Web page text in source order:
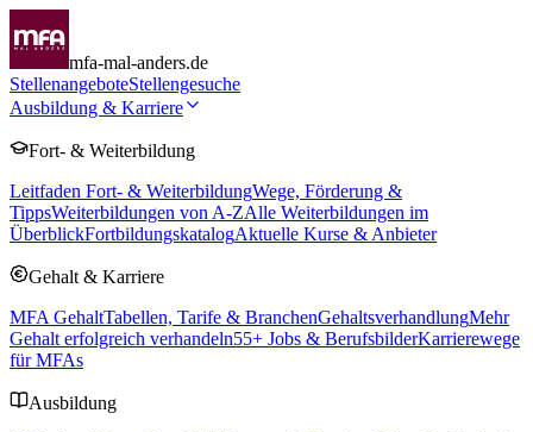
mfa-mal-anders.de
StellenangeboteStellengesuche
Ausbildung & Karriere
Fort- & Weiterbildung
Leitfaden Fort- & WeiterbildungWege, Förderung &
TippsWeiterbildungen von A-ZAlle Weiterbildungen im
ÜberblickFortbildungskatalogAktuelle Kurse & Anbieter
Gehalt & Karriere
MFA GehaltTabellen, Tarife & BranchenGehaltsverhandlungMehr
Gehalt erfolgreich verhandeln55+ Jobs & BerufsbilderKarrierewege
für MFAs
Ausbildung